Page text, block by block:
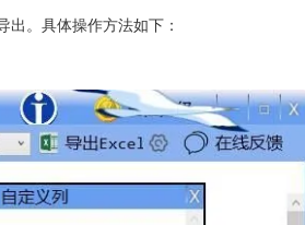
。具体操作方法如下：